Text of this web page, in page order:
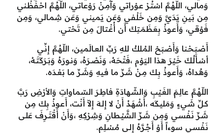
وَمالـي، اللّهُـمَّ اسْتُـرْ عـوْراتي وَآمِـنْ رَوْعاتـي، اللّهُـمَّ احْفَظْـني
مِن بَـينِ يَدَيَّ وَمِن خَلْفـي وَعَن يَمـيني وَعَن شِمـالي، وَمِن
فَوْقـي، وَأَعـوذُ بِعَظَمَـتِكَ أَن أُغْـتالَ مِن تَحْتـي.
أَصْبَـحْـنا وَأَصْبَـحْ المُـلكُ للهِ رَبِّ العـالَمـين، اللّهُـمَّ إِنِّـي
أسْـأَلُـكَ خَـيْرَ هـذا الـيَوْم ،فَـتْحَهُ، وَنَصْـرَهُ، وَنـورَهُ وَبَـرَكَتَـهُ،
وَهُـداهُ، وَأَعـوذُ بِـكَ مِـنْ شَـرِّ ما فـيهِ وَشَـرِّ ما بَعْـدَه.
اللّهُـمَّ عالِـمَ الغَـيْبِ وَالشّـهادَةِ فاطِـرَ السّماواتِ وَالأرْضِ رَبَّ
كـلِّ شَـيءٍ وَمَليـكَه ،أَشْهَـدُ أَنْ لا إِلـهَ إِلاّ أَنْت، أَعـوذُ بِكَ مِن
شَـرِّ نَفْسـي وَمِن شَـرِّ الشَّيْـطانِ وَشِرْكِهِ ،وَأَنْ أَقْتَـرِفَ عَلـى
نَفْسـي سوءاً أَوْ أَجُـرَّهُ إِلـى مُسْـلِم.